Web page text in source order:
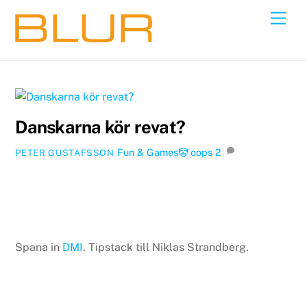
content
Danskarna kör revat?
PETER GUSTAFSSON Fun & Games🤡 oops 2
Spana in DMI. Tipstack till Niklas Strandberg.